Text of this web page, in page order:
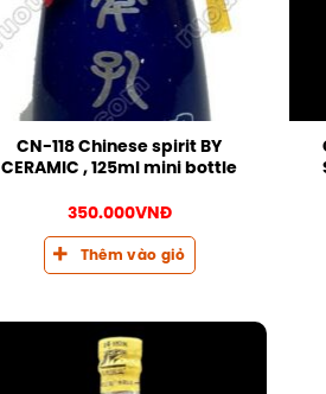
CN-118 Chinese spirit BY
CERAMIC , 125ml mini bottle
350.000VNĐ
Thêm vào giỏ